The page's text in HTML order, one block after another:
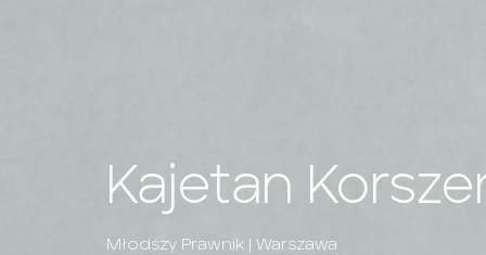
Kajetan
Młodszy Prawnik | Warszawa